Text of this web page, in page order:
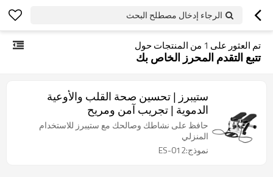
الرجاء إدخال مصطلح البحث
تم العثور على 1 من المنتجات حول
تتبع التقدم المحرز الخاص بك
ستيبرز | تحسين صحة القلب والأوعية
الدموية | تجريب آمن ومريح
حافظ على نشاطك وصالحك مع ستيبرز للاستخدام
المنزلي
نموذج:ES-012